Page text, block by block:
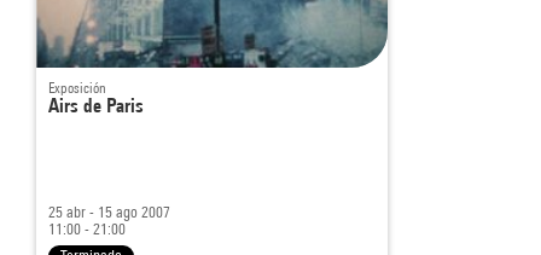
Exposición
Airs de Paris
25 abr - 15 ago 2007
11:00 - 21:00